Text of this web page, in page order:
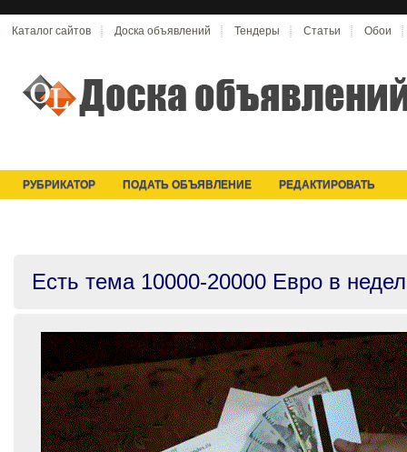
Каталог сайтов Доска объявлений Тендеры Статьи Обои
РУБРИКАТОР ПОДАТЬ ОБЪЯВЛЕНИЕ РЕДАКТИРОВАТЬ
Есть тема 10000-20000 Евро в